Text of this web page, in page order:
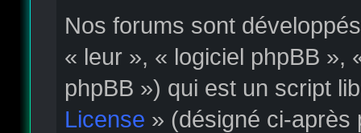
Nos forums sont
« leur », « logiciel phpBB »,
phpBB ») qui est un script
License » (désigné ci-après